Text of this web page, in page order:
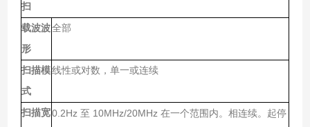
扫
载波波
形
全部
扫描模
式
线性或对数，单一或连续
扫描宽0.2Hz 至 10MHz/20MHz 在一个范围内。相连续。起停